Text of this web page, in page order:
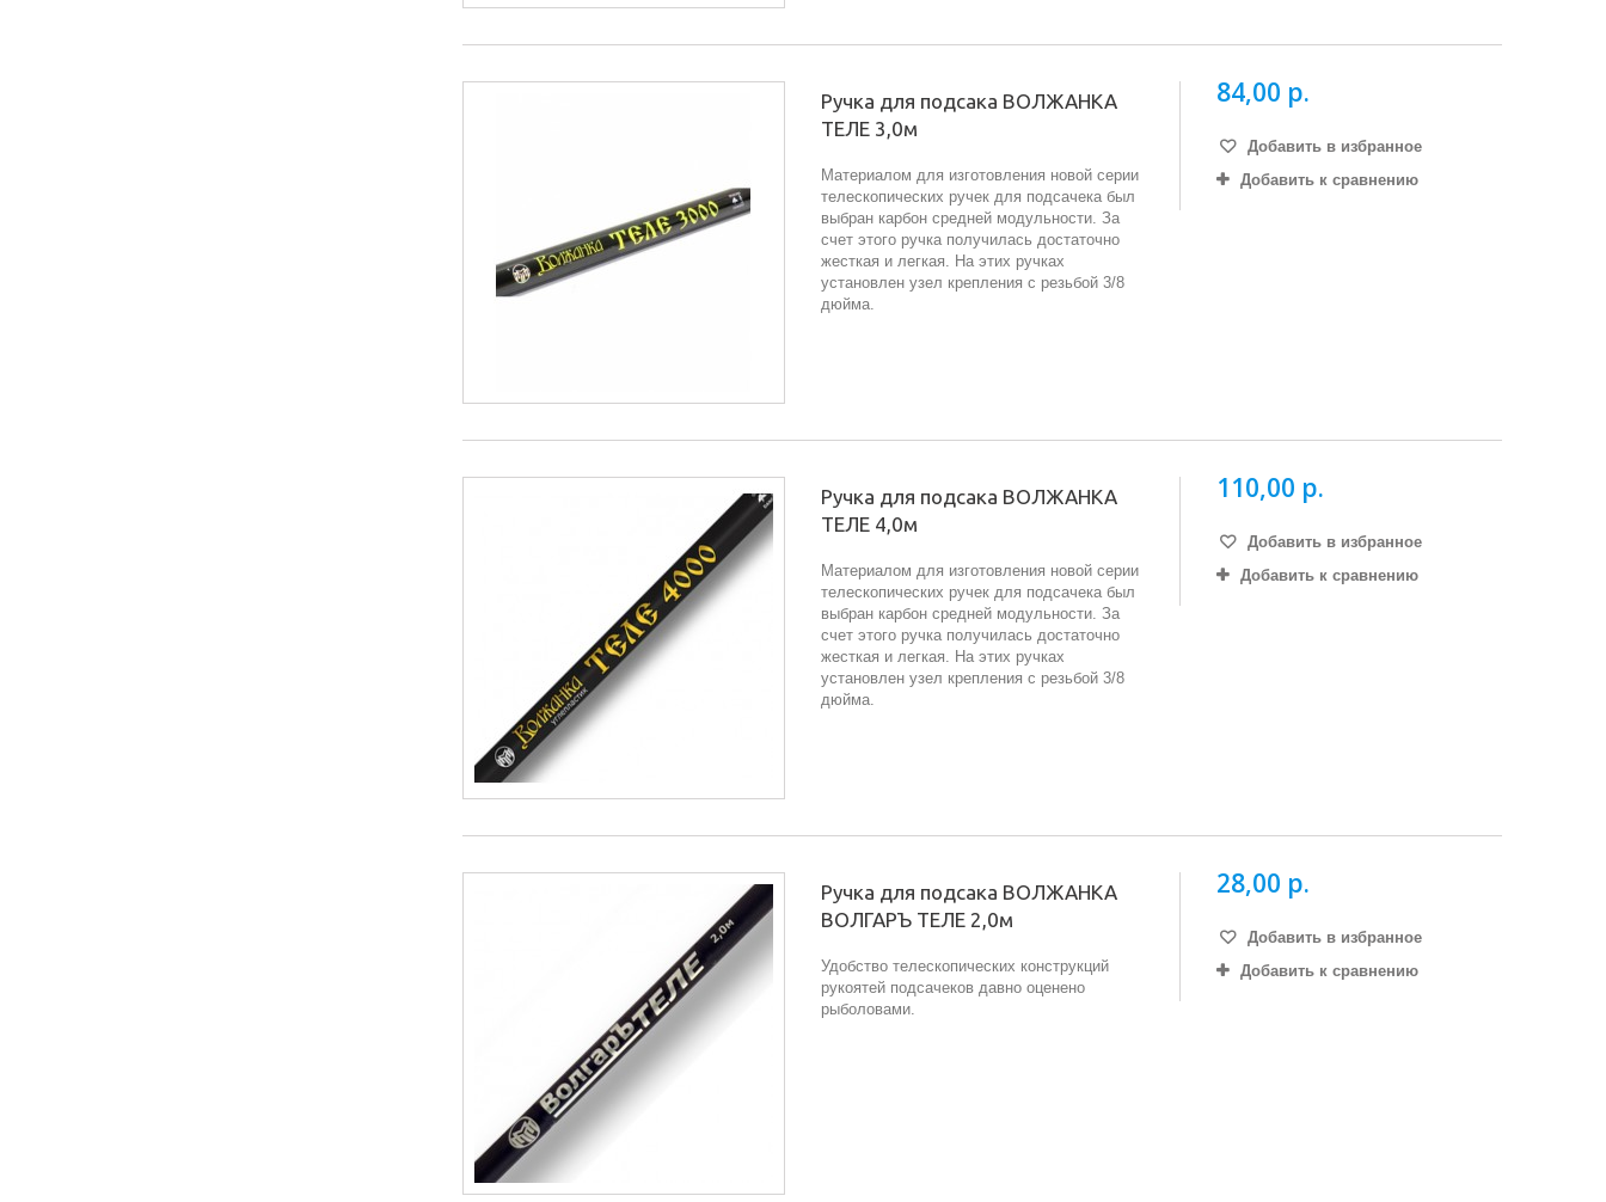
Ручка для подсака ВОЛЖАНКА
ТЕЛЕ 3,0м
Материалом для изготовления новой серии
телескопических ручек для подсачека был
выбран карбон средней модульности. За
счет этого ручка получилась достаточно
жесткая и легкая. На этих ручках
установлен узел крепления с резьбой 3/8
дюйма.
84,00 р.
Добавить в избранное
Добавить к сравнению
Ручка для подсака ВОЛЖАНКА
ТЕЛЕ 4,0м
Материалом для изготовления новой серии
телескопических ручек для подсачека был
выбран карбон средней модульности. За
счет этого ручка получилась достаточно
жесткая и легкая. На этих ручках
установлен узел крепления с резьбой 3/8
дюйма.
110,00 р.
Добавить в избранное
Добавить к сравнению
Ручка для подсака ВОЛЖАНКА
ВОЛГАРЪ ТЕЛЕ 2,0м
Удобство телескопических конструкций
рукоятей подсачеков давно оценено
рыболовами.
28,00 р.
Добавить в избранное
Добавить к сравнению